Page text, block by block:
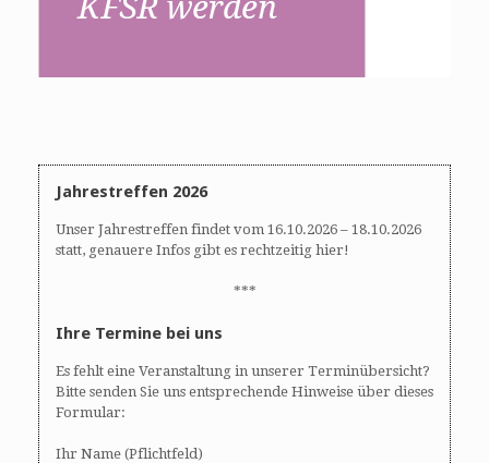
Jahrestreffen 2026
Unser Jahrestreffen findet vom 16.10.2026 – 18.10.2026
statt, genauere Infos gibt es rechtzeitig hier!
***
Ihre Termine bei uns
Es fehlt eine Veranstaltung in unserer Terminübersicht?
Bitte senden Sie uns entsprechende Hinweise über dieses
Formular:
Ihr Name (Pflichtfeld)